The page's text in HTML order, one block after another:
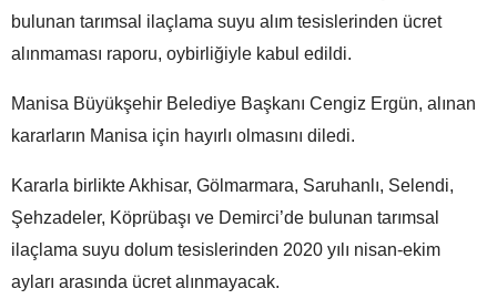
bulunan tarımsal ilaçlama suyu alım tesislerinden ücret
alınmaması raporu, oybirliğiyle kabul edildi.
Manisa Büyükşehir Belediye Başkanı Cengiz Ergün, alınan
kararların Manisa için hayırlı olmasını diledi.
Kararla birlikte Akhisar, Gölmarmara, Saruhanlı, Selendi,
Şehzadeler, Köprübaşı ve Demirci’de bulunan tarımsal
ilaçlama suyu dolum tesislerinden 2020 yılı nisan-ekim
ayları arasında ücret alınmayacak.